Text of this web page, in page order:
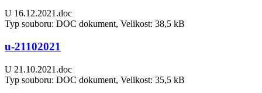
U 16.12.2021.doc
Typ souboru: DOC dokument, Velikost: 38,5 kB
u-21102021
U 21.10.2021.doc
Typ souboru: DOC dokument, Velikost: 35,5 kB